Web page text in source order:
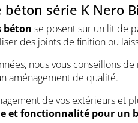
béton série K Nero
béton se posent sur un lit de
des joints de finition ou
nous vous conseillons
aménagement de qualité.
de vos extérieurs et
et fonctionnalité pour un